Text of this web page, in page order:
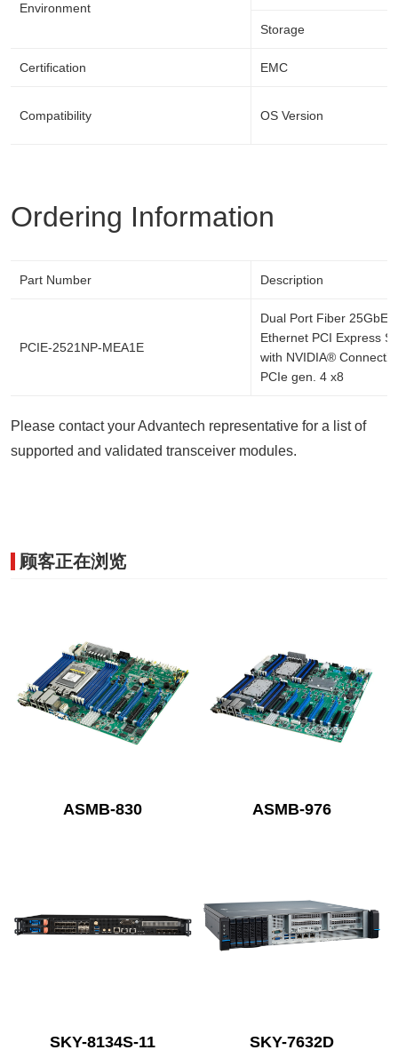
Environment
Storage
Certification EMC
Compatibility OS Version
Ordering Information
Part Number Description
PCIE-2521NP-MEA1E
Dual Port Fiber 25GbE
Ethernet PCI Express
with NVIDIA®
PCIe gen. 4 x8
Please contact your Advantech representative for a list of
supported and validated transceiver modules.
顾客正在浏览
ASMB-830 ASMB-976
SKY-8134S-11 SKY-7632D